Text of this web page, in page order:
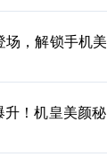
场，解锁手机美
升！机皇美颜秘